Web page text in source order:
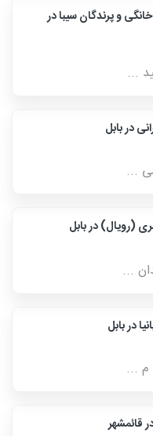
و پرندگان سیبا در
...
در بابل
...
(رویال) در بابل
...
در بابل
م ...
قائمشهر